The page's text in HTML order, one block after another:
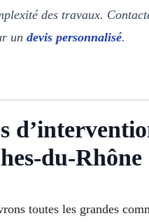
des travaux.
undevis personnalisé.
du-Rhône
toutes les grandes